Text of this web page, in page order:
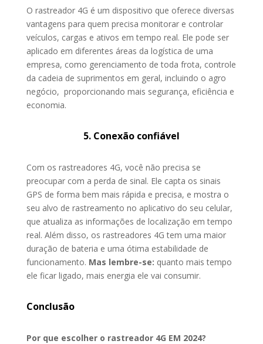
O rastreador 4G é um dispositivo que oferece diversas
vantagens para quem precisa monitorar e controlar
veículos, cargas e ativos em tempo real. Ele pode ser
aplicado em diferentes áreas da logística de uma
empresa, como gerenciamento de toda frota, controle
da cadeia de suprimentos em geral, incluindo o agro
negócio, proporcionando mais segurança, eficiência e
economia.
5. Conexão confiável
Com os rastreadores 4G, você não precisa se
preocupar com a perda de sinal. Ele capta os sinais
GPS de forma bem mais rápida e precisa, e mostra o
seu alvo de rastreamento no aplicativo do seu celular,
que atualiza as informações de localização em tempo
real. Além disso, os rastreadores 4G tem uma maior
duração de bateria e uma ótima estabilidade de
funcionamento. Mas lembre-se: quanto mais tempo
ele ficar ligado, mais energia ele vai consumir.
Conclusão
Por que escolher o rastreador 4G EM 2024?